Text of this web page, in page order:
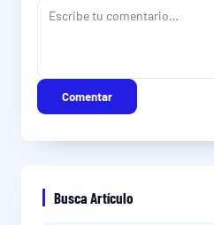
Comentar
Busca Artículo